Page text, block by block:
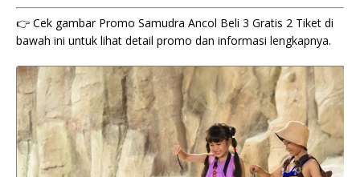
👉 Cek gambar Promo Samudra Ancol Beli 3 Gratis 2 Tiket di
bawah ini untuk lihat detail promo dan informasi lengkapnya.